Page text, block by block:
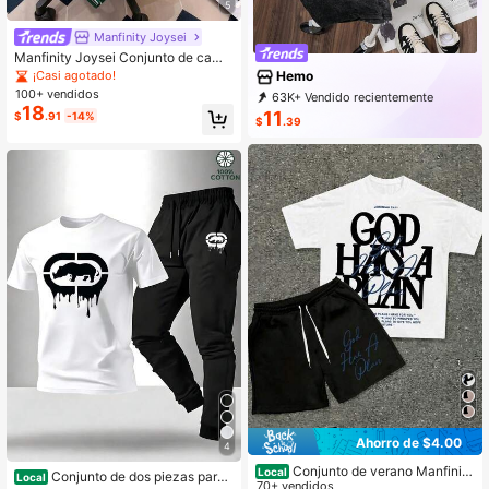
5
Manfinity Joysei
Manfinity Joysei Conjunto de camis
eta con estampado de eslogan de c
oche & pantalones cortos a rayas p
ara hombre
¡Casi agotado!
100+ vendidos
$18.91 -14%
4
Local Conjunto de dos piezas para
Hemo
63K+ Vendido recientemente
13K+ Recompra
$11.39
Ahorro de $4.00
Local Conjunto de verano Manfinity
70+ vendidos